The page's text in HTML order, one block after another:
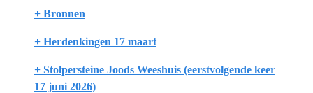
+ Bronnen
+ Herdenkingen 17 maart
+ Stolpersteine Joods Weeshuis (eerstvolgende keer
17 juni 2026)